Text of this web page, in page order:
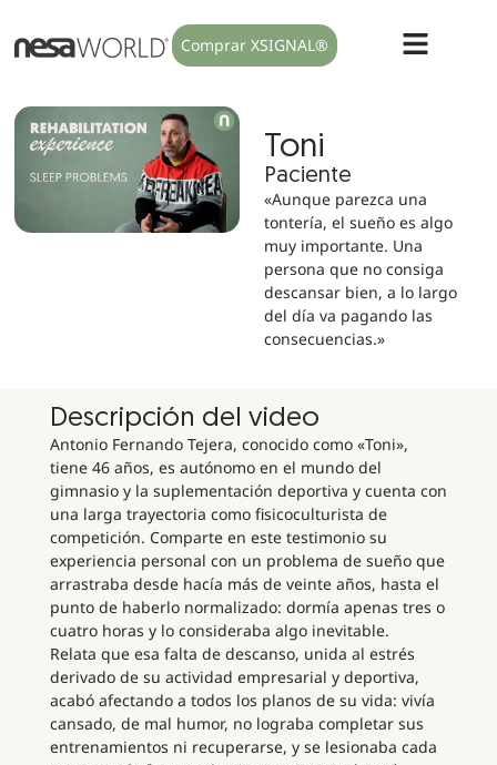
Comprar XSIGNAL®
Toni
Paciente
«Aunque parezca una
tontería, el sueño es algo
muy importante. Una
persona que no consiga
descansar bien, a lo largo
del día va pagando las
consecuencias.»
Descripción del video
Antonio Fernando Tejera, conocido como «Toni»,
tiene 46 años, es autónomo en el mundo del
gimnasio y la suplementación deportiva y cuenta con
una larga trayectoria como fisicoculturista de
competición. Comparte en este testimonio su
experiencia personal con un problema de sueño que
arrastraba desde hacía más de veinte años, hasta el
punto de haberlo normalizado: dormía apenas tres o
cuatro horas y lo consideraba algo inevitable.
Relata que esa falta de descanso, unida al estrés
derivado de su actividad empresarial y deportiva,
acabó afectando a todos los planos de su vida: vivía
cansado, de mal humor, no lograba completar sus
entrenamientos ni recuperarse, y se lesionaba cada